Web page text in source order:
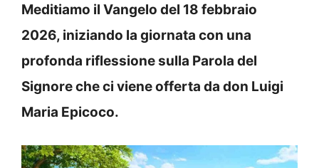
Meditiamo il Vangelo del 18 febbraio
2026, iniziando la giornata con una
profonda riflessione sulla Parola del
Signore che ci viene offerta da don Luigi
Maria Epicoco.